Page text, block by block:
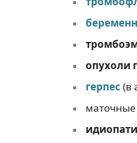
опухоли
герпес (в
маточные